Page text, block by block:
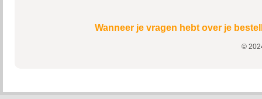
Wanneer je vragen hebt over je
©